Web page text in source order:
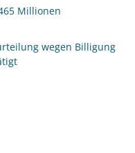
Millionen
wegen Billigung